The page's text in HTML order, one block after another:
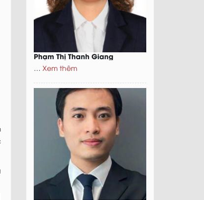
Phạm Thị Thanh Giang
Xem thêm